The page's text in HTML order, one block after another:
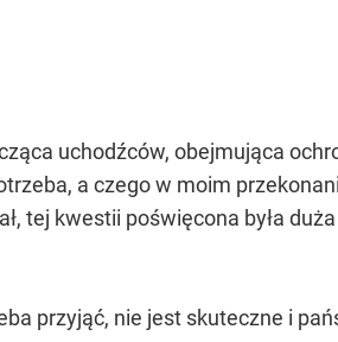
uchodźców, obejmująca
a czego w moim
tej kwestii poświęcona była
przyjąć, nie jest skuteczne i